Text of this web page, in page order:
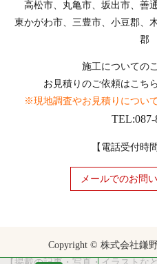
高松市、丸亀市、坂出市、善
東かがわ市、三豊市、小豆郡、
郡
施工についての
お見積りのご依頼はこち
※現地調査やお見積りについ
TEL:087-
【電話受付時
メールでのお問
Copyright © 株式会社鎌